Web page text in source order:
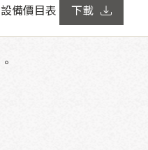
設備價目表 下載